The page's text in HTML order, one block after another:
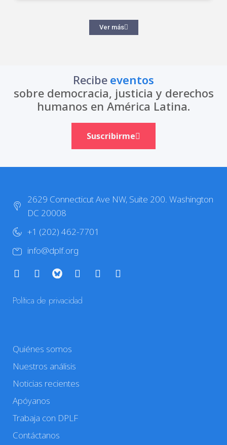
Ver más
Recibe eventos
sobre democracia, justicia y derechos
humanos en América Latina.
Suscribirme
2629 Connecticut Ave NW, Suite 200. Washington
DC 20008
+1 (202) 462-7701
info@dplf.org
Política de privacidad
Quiénes somos
Nuestros análisis
Noticias recientes
Apóyanos
Trabaja con DPLF
Contáctanos